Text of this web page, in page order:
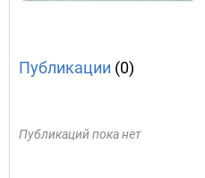
Публикации (0)
Публикаций пока нет